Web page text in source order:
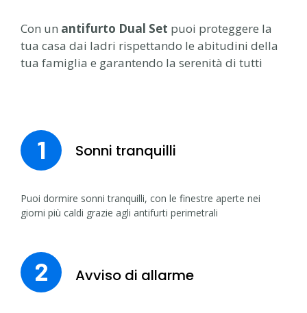
Con un antifurto Dual Set puoi proteggere la
tua casa dai ladri rispettando le abitudini della
tua famiglia e garantendo la serenità di tutti
1 Sonni tranquilli
Puoi dormire sonni tranquilli, con le finestre aperte nei
giorni più caldi grazie agli antifurti perimetrali
2 Avviso di allarme